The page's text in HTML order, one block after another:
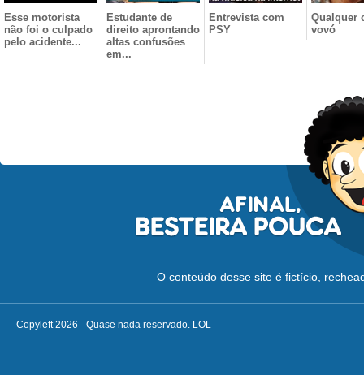
Esse motorista
não foi o culpado
pelo acidente...
Estudante de
direito aprontando
altas confusões
em...
Entrevista com
PSY
Qualquer
vovó
O conteúdo desse site é fictício,
Copyleft 2026 - Quase nada reservado. LOL